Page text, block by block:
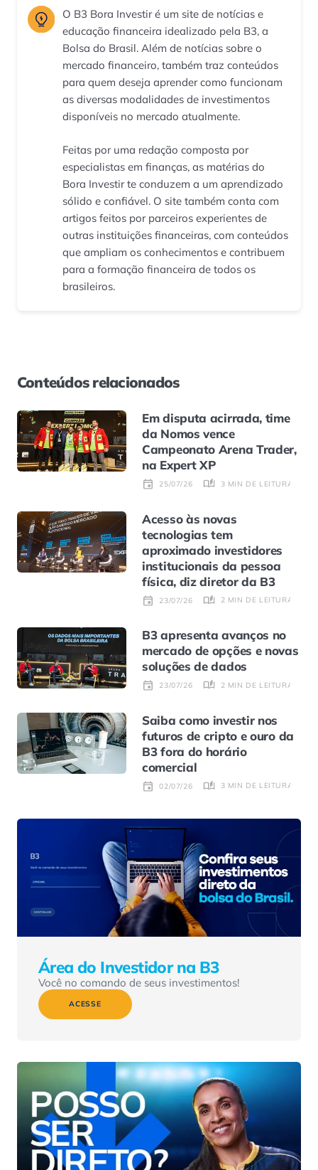
O B3 Bora Investir é um site de notícias e
educação financeira idealizado pela B3, a
Bolsa do Brasil. Além de notícias sobre o
mercado financeiro, também traz conteúdos
para quem deseja aprender como funcionam
as diversas modalidades de investimentos
disponíveis no mercado atualmente.
Feitas por uma redação composta por
especialistas em finanças, as matérias do
Bora Investir te conduzem a um aprendizado
sólido e confiável. O site também conta com
artigos feitos por parceiros experientes de
outras instituições financeiras, com conteúdos
que ampliam os conhecimentos e contribuem
para a formação financeira de todos os
brasileiros.
Conteúdos relacionados
Em disputa acirrada, time
da Nomos vence
Campeonato Arena Trader,
na Expert XP
25/07/26 3 MIN DE LEITURA
Acesso às novas
tecnologias tem
aproximado investidores
institucionais da pessoa
física, diz diretor da B3
23/07/26 2 MIN DE LEITURA
B3 apresenta avanços no
mercado de opções e novas
soluções de dados
23/07/26 2 MIN DE LEITURA
Saiba como investir nos
futuros de cripto e ouro da
B3 fora do horário
comercial
02/07/26 3 MIN DE LEITURA
Área do Investidor na B3
Você no comando de seus investimentos!
ACESSE